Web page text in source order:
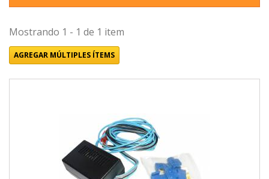
Mostrando 1 - 1 de 1 item
AGREGAR MÚLTIPLES ÍTEMS